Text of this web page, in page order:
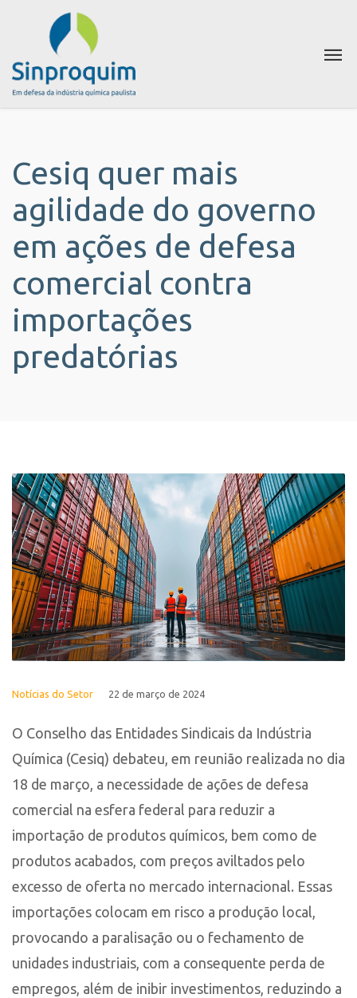
Cesiq quer mais
agilidade do governo
em ações de defesa
comercial contra
importações
predatórias
Notícias do Setor 22 de março de 2024
O Conselho das Entidades Sindicais da Indústria
Química (Cesiq) debateu, em reunião realizada no dia
18 de março, a necessidade de ações de defesa
comercial na esfera federal para reduzir a
importação de produtos químicos, bem como de
produtos acabados, com preços aviltados pelo
excesso de oferta no mercado internacional. Essas
importações colocam em risco a produção local,
provocando a paralisação ou o fechamento de
unidades industriais, com a consequente perda de
empregos, além de inibir investimentos, reduzindo a